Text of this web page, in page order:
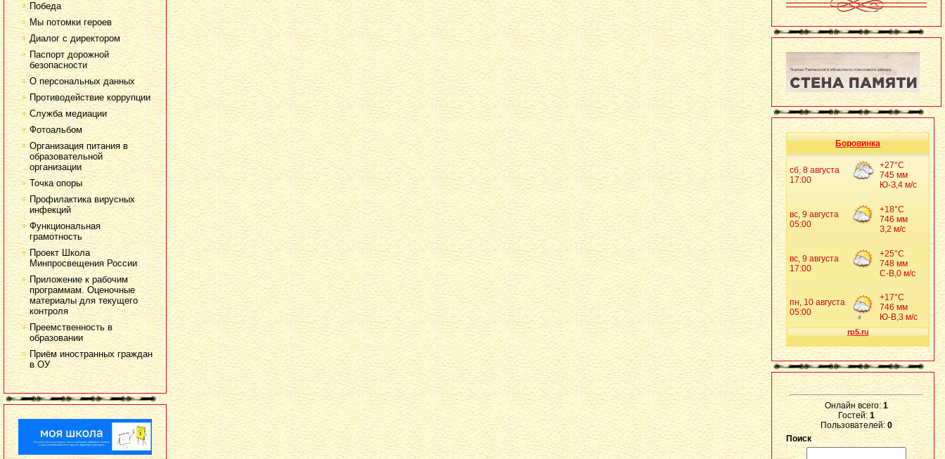
Победа
Мы потомки героев
Диалог с директором
Паспорт дорожной
безопасности
О персональных данных
Противодействие коррупции
Служба медиации
Фотоальбом
Организация питания в
образовательной
организации
Точка опоры
Профилактика вирусных
инфекций
Функциональная
грамотность
Проект Школа
Минпросвещения России
Приложение к рабочим
программам. Оценочные
материалы для текущего
контроля
Преемственность в
образовании
Приём иностранных граждан
в ОУ
Боровинка
Онлайн всего: 1
Гостей: 1
Пользователей: 0
Поиск